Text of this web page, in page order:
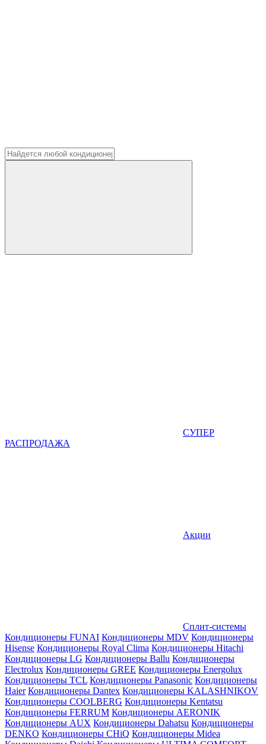
СУПЕР
РАСПРОДАЖА
Акции
Сплит-системы
Кондиционеры FUNAI Кондиционеры MDV Кондиционеры
Hisense Кондиционеры Royal Clima Кондиционеры Hitachi
Кондиционеры LG Кондиционеры Ballu Кондиционеры
Electrolux Кондиционеры GREE Кондиционеры Energolux
Кондиционеры TCL Кондиционеры Panasonic Кондиционеры
Haier Кондиционеры Dantex Кондиционеры KALASHNIKOV
Кондиционеры СOOLBERG Кондиционеры Kentatsu
Кондиционеры FERRUM Кондиционеры AERONIK
Кондиционеры AUX Кондиционеры Dahatsu Кондиционеры
DENKO Кондиционеры CHiQ Кондиционеры Midea